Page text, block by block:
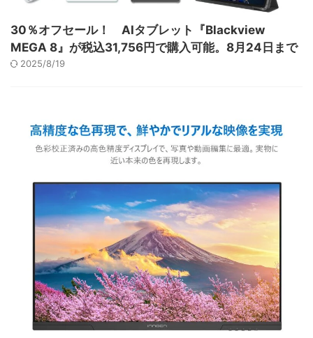
30％オフセール！ AIタブレット『Blackview
MEGA 8』が税込31,756円で購入可能。8月24日まで
2025/8/19